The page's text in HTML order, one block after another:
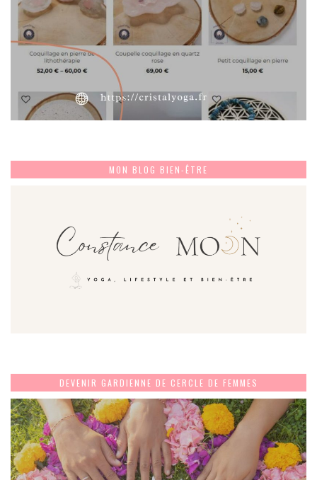
MON BLOG BIEN-ÊTRE
DEVENIR GARDIENNE DE CERCLE DE FEMMES